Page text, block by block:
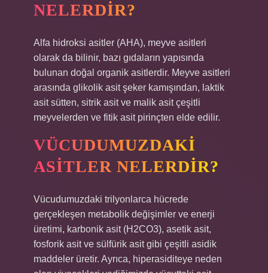
NELERDIR?
Alfa hidroksi asitler (AHA), meyve asitleri
olarak da bilinir, bazı gıdaların yapısında
bulunan doğal organik asitlerdir. Meyve asitleri
arasında glikolik asit şeker kamışından, laktik
asit sütten, sitrik asit ve malik asit çeşitli
meyvelerden ve fitik asit pirinçten elde edilir.
VÜCUDUMUZDAKI
ASITLER NELERDIR?
Vücudumuzdaki trilyonlarca hücrede
gerçekleşen metabolik değişimler ve enerji
üretimi, karbonik asit (H2CO3), asetik asit,
fosforik asit ve sülfürik asit gibi çeşitli asidik
maddeler üretir. Ayrıca, hiperasiditeye neden